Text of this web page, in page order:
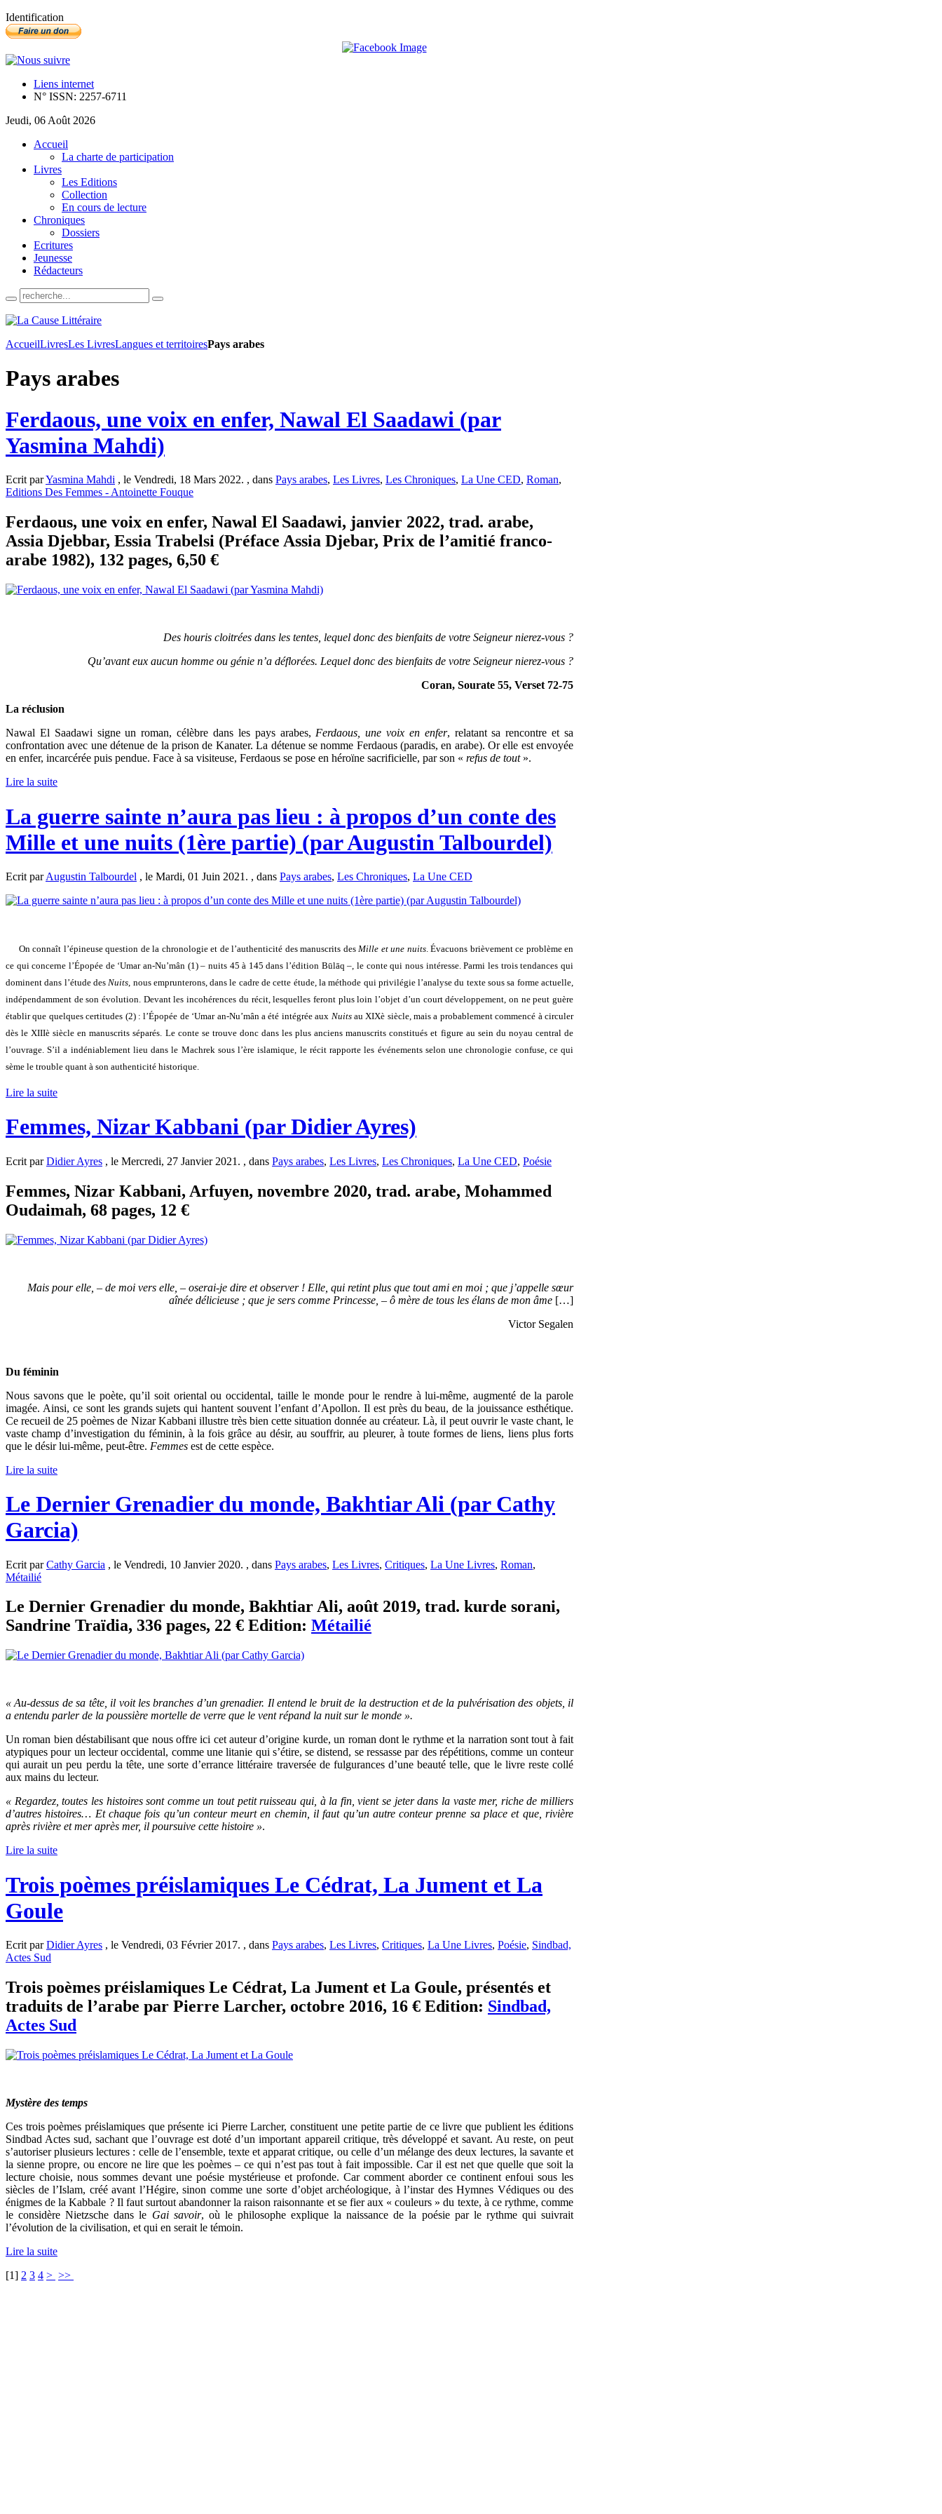
Identification
Liens internet
N° ISSN: 2257-6711
Jeudi, 06 Août 2026
Accueil
La charte de participation
Livres
Les Editions
Collection
En cours de lecture
Chroniques
Dossiers
Ecritures
Jeunesse
Rédacteurs
AccueilLivresLes LivresLangues et territoiresPays arabes
Pays arabes
Ferdaous, une voix en enfer, Nawal El Saadawi (par
Yasmina Mahdi)
Ecrit parYasmina Mahdi , le Vendredi, 18 Mars 2022. , dans Pays arabes, Les Livres, Les Chroniques, La Une CED, Roman,
Editions Des Femmes - Antoinette Fouque
Ferdaous, une voix en enfer, Nawal El Saadawi, janvier 2022, trad. arabe,
Assia Djebbar, Essia Trabelsi (Préface Assia Djebar, Prix de l’amitié franco-
arabe 1982), 132 pages, 6,50 €
Des houris cloitrées dans les tentes, lequel donc des bienfaits de votre Seigneur nierez-vous ?
Qu’avant eux aucun homme ou génie n’a déflorées. Lequel donc des bienfaits de votre Seigneur nierez-vous ?
Coran, Sourate 55, Verset 72-75
La réclusion
Nawal El Saadawi signe un roman, célèbre dans les pays arabes, Ferdaous, une voix en enfer, relatant sa rencontre et sa
confrontation avec une détenue de la prison de Kanater. La détenue se nomme Ferdaous (paradis, en arabe). Or elle est envoyée
en enfer, incarcérée puis pendue. Face à sa visiteuse, Ferdaous se pose en héroïne sacrificielle, par son « refus de tout».
Lire la suite
La guerre sainte n’aura pas lieu : à propos d’un conte des
Mille et une nuits (1ère partie) (par Augustin Talbourdel)
Ecrit parAugustin Talbourdel , le Mardi, 01 Juin 2021. , dans Pays arabes, Les Chroniques, La Une CED
On connaît l’épineuse question de la chronologie et de l’authenticité des manuscrits desMille et une nuits. Évacuons brièvement ce problème en
ce qui concerne l’Épopée de ‘Umar an-Nu’mân (1) – nuits 45 à 145 dans l’édition Būlāq –, le conte qui nous intéresse. Parmi les trois tendances qui
dominent dans l’étude desNuits, nous emprunterons, dans le cadre de cette étude, la méthode qui privilégie l’analyse du texte sous sa forme actuelle,
indépendamment de son évolution. Devant les incohérences du récit, lesquelles feront plus loin l’objet d’un court développement, on ne peut guère
établir que quelques certitudes (2) : l’Épopée de ‘Umar an-Nu’mân a été intégrée aux Nuitsau XIXè siècle, mais a probablement commencé à circuler
dès le XIIIè siècle en manuscrits séparés. Le conte se trouve donc dans les plus anciens manuscrits constitués et figure au sein du noyau central de
l’ouvrage. S’il a indéniablement lieu dans le Machrek sous l’ère islamique, le récit rapporte les événements selon une chronologie confuse, ce qui
sème le trouble quant à son authenticité historique.
Lire la suite
Femmes, Nizar Kabbani (par Didier Ayres)
Ecrit parDidier Ayres , le Mercredi, 27 Janvier 2021. , dans Pays arabes, Les Livres, Les Chroniques, La Une CED, Poésie
Femmes, Nizar Kabbani, Arfuyen, novembre 2020, trad. arabe, Mohammed
Oudaimah, 68 pages, 12 €
Mais pour elle, – de moi vers elle, – oserai-je dire et observer ! Elle, qui retint plus que tout ami en moi ; que j’appelle sœur
aînée délicieuse ; que je sers comme Princesse, – ô mère de tous les élans de mon âme […]
Victor Segalen
Du féminin
Nous savons que le poète, qu’il soit oriental ou occidental, taille le monde pour le rendre à lui-même, augmenté de la parole
imagée. Ainsi, ce sont les grands sujets qui hantent souvent l’enfant d’Apollon. Il est près du beau, de la jouissance esthétique.
Ce recueil de 25 poèmes de Nizar Kabbani illustre très bien cette situation donnée au créateur. Là, il peut ouvrir le vaste chant, le
vaste champ d’investigation du féminin, à la fois grâce au désir, au souffrir, au pleurer, à toute formes de liens, liens plus forts
que le désir lui-même, peut-être. Femmes est de cette espèce.
Lire la suite
Le Dernier Grenadier du monde, Bakhtiar Ali (par Cathy
Garcia)
Ecrit parCathy Garcia , le Vendredi, 10 Janvier 2020. , dans Pays arabes, Les Livres, Critiques, La Une Livres, Roman,
Métailié
Le Dernier Grenadier du monde, Bakhtiar Ali, août 2019, trad. kurde sorani,
Sandrine Traïdia, 336 pages, 22 € Edition: Métailié
« Au-dessus de sa tête, il voit les branches d’un grenadier. Il entend le bruit de la destruction et de la pulvérisation des objets, il
a entendu parler de la poussière mortelle de verre que le vent répand la nuit sur le monde ».
Un roman bien déstabilisant que nous offre ici cet auteur d’origine kurde, un roman dont le rythme et la narration sont tout à fait
atypiques pour un lecteur occidental, comme une litanie qui s’étire, se distend, se ressasse par des répétitions, comme un conteur
qui aurait un peu perdu la tête, une sorte d’errance littéraire traversée de fulgurances d’une beauté telle, que le livre reste collé
aux mains du lecteur.
« Regardez, toutes les histoires sont comme un tout petit ruisseau qui, à la fin, vient se jeter dans la vaste mer, riche de milliers
d’autres histoires… Et chaque fois qu’un conteur meurt en chemin, il faut qu’un autre conteur prenne sa place et que, rivière
après rivière et mer après mer, il poursuive cette histoire ».
Lire la suite
Trois poèmes préislamiques Le Cédrat, La Jument et La
Goule
Ecrit parDidier Ayres , le Vendredi, 03 Février 2017. , dans Pays arabes, Les Livres, Critiques, La Une Livres, Poésie, Sindbad,
Actes Sud
Trois poèmes préislamiques Le Cédrat, La Jument et La Goule, présentés et
traduits de l’arabe par Pierre Larcher, octobre 2016, 16 € Edition: Sindbad,
Actes Sud
Mystère des temps
Ces trois poèmes préislamiques que présente ici Pierre Larcher, constituent une petite partie de ce livre que publient les éditions
Sindbad Actes sud, sachant que l’ouvrage est doté d’un important appareil critique, très développé et savant. Au reste, on peut
s’autoriser plusieurs lectures : celle de l’ensemble, texte et apparat critique, ou celle d’un mélange des deux lectures, la savante et
la sienne propre, ou encore ne lire que les poèmes – ce qui n’est pas tout à fait impossible. Car il est net que quelle que soit la
lecture choisie, nous sommes devant une poésie mystérieuse et profonde. Car comment aborder ce continent enfoui sous les
siècles de l’Islam, créé avant l’Hégire, sinon comme une sorte d’objet archéologique, à l’instar des Hymnes Védiques ou des
énigmes de la Kabbale ? Il faut surtout abandonner la raison raisonnante et se fier aux « couleurs » du texte, à ce rythme, comme
le considère Nietzsche dans le Gai savoir, où le philosophe explique la naissance de la poésie par le rythme qui suivrait
l’évolution de la civilisation, et qui en serait le témoin.
Lire la suite
[1] 2 3 4 > >>